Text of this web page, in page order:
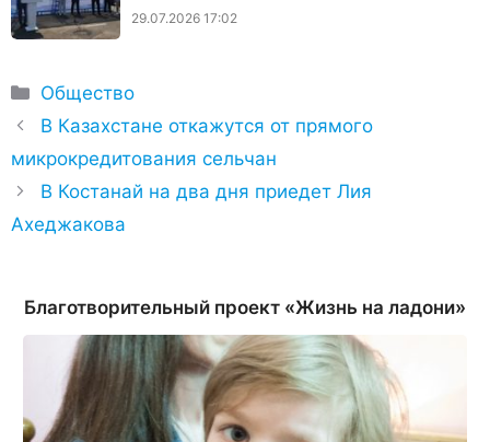
29.07.2026 17:02
Рубрики
Общество
В Казахстане откажутся от прямого
микрокредитования сельчан
В Костанай на два дня приедет Лия
Ахеджакова
Благотворительный проект «Жизнь на ладони»